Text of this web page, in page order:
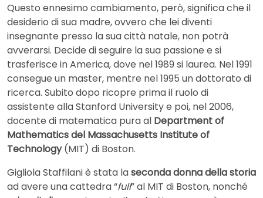
Questo ennesimo cambiamento, però, significa che il
desiderio di sua madre, ovvero che lei diventi
insegnante presso la sua città natale, non potrà
avverarsi. Decide di seguire la sua passione e si
trasferisce in America, dove nel 1989 si laurea. Nel 1991
consegue un master, mentre nel 1995 un dottorato di
ricerca. Subito dopo ricopre prima il ruolo di
assistente alla Stanford University e poi, nel 2006,
docente di matematica pura al Department of
Mathematics del Massachusetts Institute of
Technology(MIT) di Boston.
Gigliola Staffilani è stata laseconda donna della storia
ad avere una cattedra “full” al MIT di Boston, nonché